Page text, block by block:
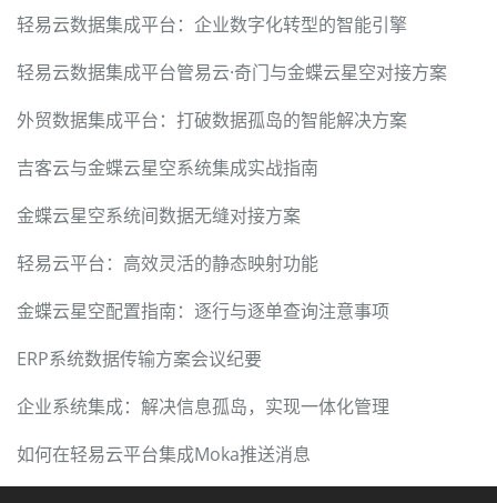
轻易云数据集成平台：企业数字化转型的智能引擎
轻易云数据集成平台管易云·奇门与金蝶云星空对接方案
外贸数据集成平台：打破数据孤岛的智能解决方案
吉客云与金蝶云星空系统集成实战指南
金蝶云星空系统间数据无缝对接方案
轻易云平台：高效灵活的静态映射功能
金蝶云星空配置指南：逐行与逐单查询注意事项
ERP系统数据传输方案会议纪要
企业系统集成：解决信息孤岛，实现一体化管理
如何在轻易云平台集成Moka推送消息